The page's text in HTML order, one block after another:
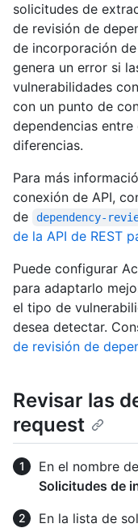
solicitudes de
de revisión de
de incorporación
genera un error si
vulnerabilidades
con un punto de
dependencias
diferencias.
Para más
conexión de API,
de
dependency-
de la API de REST
Puede configurar
para adaptarlo
el tipo de
desea detectar.
de revisión de
Revisar las
request
En el nombre
Solicitudes de
En la lista de